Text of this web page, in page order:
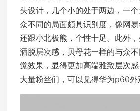
头设计，几个小的处于两边，一
众不同的局面颇具识别度，像网易
还跟小北极熊，个性十足。此外
洒脱层次感，贝母花一样的与众
觉效果，显得更加高端雅致层次
大量粉丝们，可以见得华为p60外